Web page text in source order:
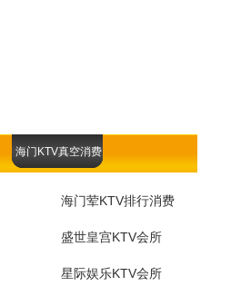
海门KTV真空消费
海门荤KTV排行消费
盛世皇宫KTV会所
星际娱乐KTV会所